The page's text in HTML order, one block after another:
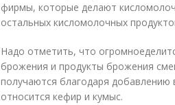
фирмы, которые делают
остальных кисломолочных
Надо отметить, что
брожения и продукты брожения
получаются благодаря
относится кефир и кумыс.